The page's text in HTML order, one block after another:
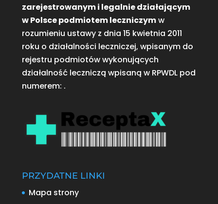
zarejestrowanym i legalnie działającym
w Polsce podmiotem leczniczymw
rozumieniu ustawy z dnia 15 kwietnia 2011
roku o działalności leczniczej, wpisanym do
rejestru podmiotów wykonujących
działalność leczniczą wpisaną w RPWDL pod
numerem: .
PRZYDATNE LINKI
Mapa strony